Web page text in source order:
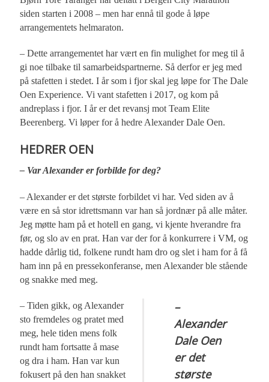
siden starten i 2008 – men har ennå til gode å løpe
arrangementets helmaraton.
– Dette arrangementet har vært en fin mulighet for meg til å
gi noe tilbake til samarbeidspartnerne. Så derfor er jeg med
på stafetten i stedet. I år som i fjor skal jeg løpe for The Dale
Oen Experience. Vi vant stafetten i 2017, og kom på
andreplass i fjor. I år er det revansj mot Team Elite
Beerenberg. Vi løper for å hedre Alexander Dale Oen.
HEDRER OEN
– Var Alexander er forbilde for deg?
– Alexander er det største forbildet vi har. Ved siden av å
være en så stor idrettsmann var han så jordnær på alle måter.
Jeg møtte ham på et hotell en gang, vi kjente hverandre fra
før, og slo av en prat. Han var der for å konkurrere i VM, og
hadde dårlig tid, folkene rundt ham dro og slet i ham for å få
ham inn på en pressekonferanse, men Alexander ble stående
og snakke med meg.
–
Alexander
Dale Oen
er det
største
– Tiden gikk, og Alexander
sto fremdeles og pratet med
meg, hele tiden mens folk
rundt ham fortsatte å mase
og dra i ham. Han var kun
fokusert på den han snakket